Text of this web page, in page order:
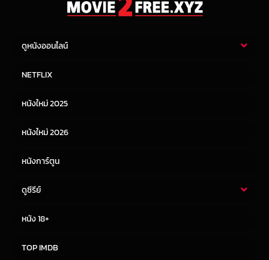
ดูหนังออนไลน์
หนังจีน
NETFLIX
หนังใหม่ 2025
หนังใหม่ 2026
หนังการ์ตูน
ดูซีรีย์
หนัง 18+
TOP IMDB